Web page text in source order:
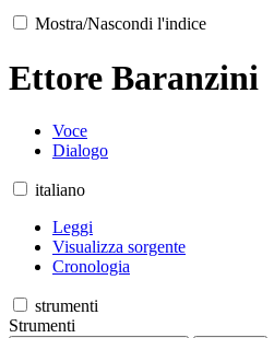
Mostra/Nascondi l'indice
Ettore Baranzini
Voce
Dialogo
italiano
Leggi
Visualizza sorgente
Cronologia
strumenti
Strumenti